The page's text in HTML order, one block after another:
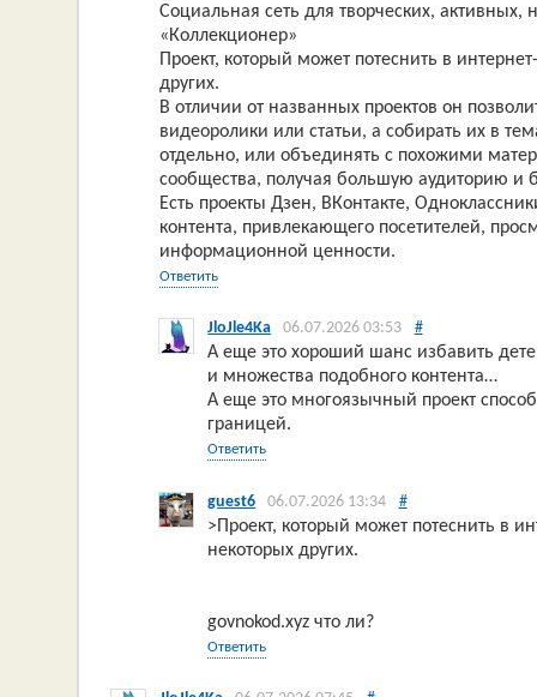
Социальная сеть для творческих,
«Коллекционер»
Проект, который может потеснить в
других.
В отличии от названных проектов он
видеоролики или статьи, а собирать их в
отдельно, или объединять с похожими
сообщества, получая большую аудиторию и
Есть проекты Дзен, ВКонтакте,
контента, привлекающего посетителей,
информационной ценности.
Ответить
JloJle4Ka 06.07.2026 03:53 #
А еще это хороший шанс избавить
и множества подобного контента…
А еще это многоязычный проект
границей.
Ответить
guest6 06.07.2026 13:34 #
>Проект, который может потеснить в
некоторых других.
govnokod.xyz что ли?
Ответить